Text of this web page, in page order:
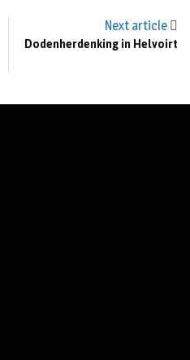
Next article
Dodenherdenking in Helvoirt